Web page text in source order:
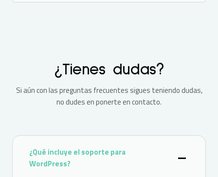
¿Tienes dudas?
Si aún con las preguntas frecuentes sigues teniendo dudas,
no dudes en ponerte en contacto.
¿Qué incluye el soporte para
WordPress?